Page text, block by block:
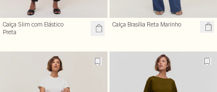
Calça Slim com Elástico
Preta
Calça Brasília Reta Marinho